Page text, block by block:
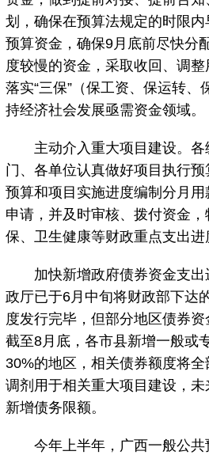
划，确保在预算法规定的时限
预算资金，确保9月底前尽快分
度较慢的资金，采取收回、调
落实“三保”（保工资、保运转、
持经济社会发展亟需资金领域。
主动介入重大项目建设。各
门、各单位认真做好项目执行
预算和项目实施进度编制分月
申请，并及时审核、拨付资金
保、卫生健康等财政重点支出进
加快新增政府债券资金支出
政厅已于6月中旬将财政部下达
度发行完毕，但部分地区债券资
截至8月底，各市县新增一般或
30%的地区，相关债券额度将
调剂用于相关重大项目建设，
新增债务限额。
今年上半年，广西一般公共